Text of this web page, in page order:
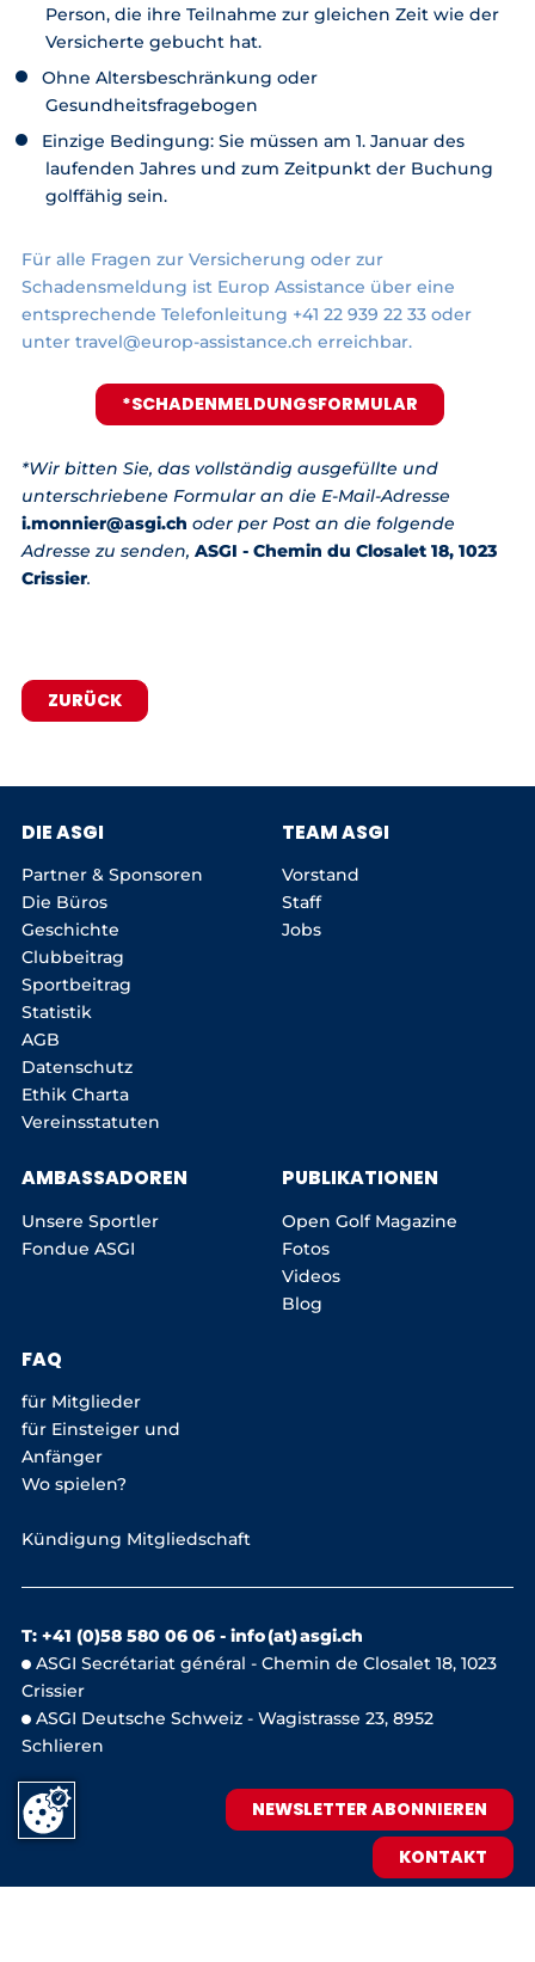
Person, die ihre Teilnahme zur gleichen Zeit wie der
Versicherte gebucht hat.
Ohne Altersbeschränkung oder
Gesundheitsfragebogen
Einzige Bedingung: Sie müssen am 1. Januar des
laufenden Jahres und zum Zeitpunkt der Buchung
golffähig sein.
Für alle Fragen zur Versicherung oder zur
Schadensmeldung ist Europ Assistance über eine
entsprechende Telefonleitung +41 22 939 22 33 oder
unter travel@europ-assistance.ch erreichbar.
*SCHADENMELDUNGSFORMULAR
*Wir bitten Sie, das vollständig ausgefüllte und
unterschriebene Formular an die E-Mail-Adresse
i.monnier@asgi.ch oder per Post an die folgende
Adresse zu senden, ASGI - Chemin du Closalet 18, 1023
Crissier.
ZURÜCK
DIE ASGI
Partner & Sponsoren
Die Büros
Geschichte
Clubbeitrag
Sportbeitrag
Statistik
AGB
Datenschutz
Ethik Charta
Vereinsstatuten
TEAM ASGI
Vorstand
Staff
Jobs
AMBASSADOREN
Unsere Sportler
Fondue ASGI
PUBLIKATIONEN
Open Golf Magazine
Fotos
Videos
Blog
FAQ
für Mitglieder
für Einsteiger und
Anfänger
Wo spielen?
Kündigung Mitgliedschaft
T: +41 (0)58 580 06 06 - info (at) asgi.ch
ASGI Secrétariat général - Chemin de Closalet 18, 1023
Crissier
ASGI Deutsche Schweiz - Wagistrasse 23, 8952
Schlieren
NEWSLETTER ABONNIEREN
KONTAKT